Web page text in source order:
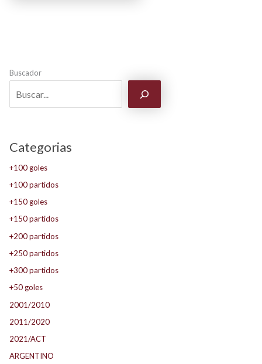
Buscador
Categorias
+100 goles
+100 partidos
+150 goles
+150 partidos
+200 partidos
+250 partidos
+300 partidos
+50 goles
2001/2010
2011/2020
2021/ACT
ARGENTINO